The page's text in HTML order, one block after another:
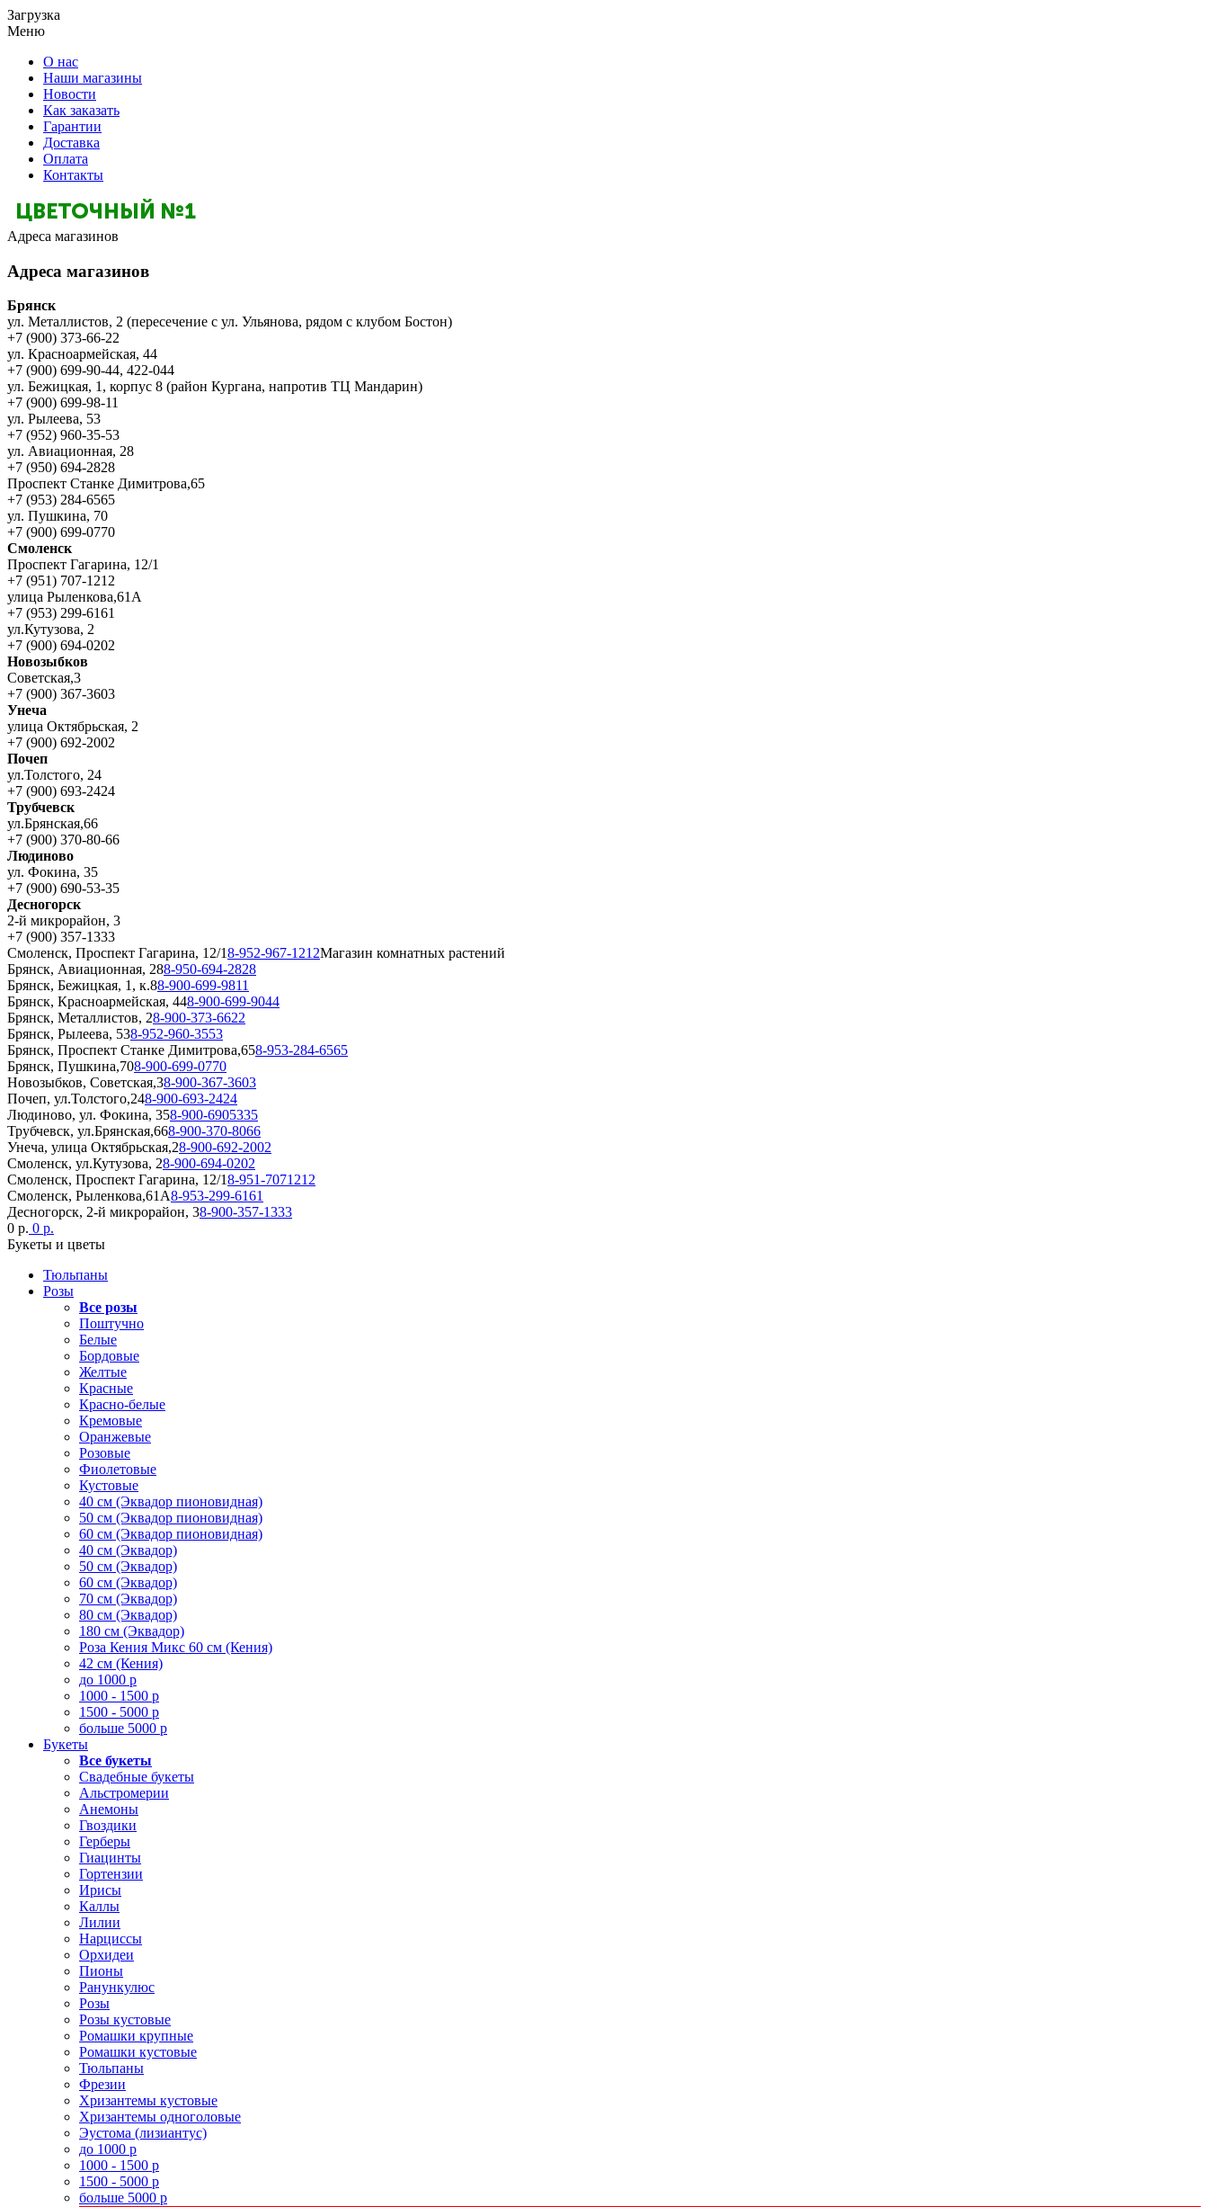
Загрузка
Меню
О нас
Наши магазины
Новости
Как заказать
Гарантии
Доставка
Оплата
Контакты
Адреса магазинов
Адреса магазинов
Брянск
ул. Металлистов, 2 (пересечение с ул. Ульянова, рядом с клубом Бостон)
+7 (900) 373-66-22
ул. Красноармейская, 44
+7 (900) 699-90-44, 422-044
ул. Бежицкая, 1, корпус 8 (район Кургана, напротив ТЦ Мандарин)
+7 (900) 699-98-11
ул. Рылеева, 53
+7 (952) 960-35-53
ул. Авиационная, 28
+7 (950) 694-2828
Проспект Станке Димитрова,65
+7 (953) 284-6565
ул. Пушкина, 70
+7 (900) 699-0770
Смоленск
Проспект Гагарина, 12/1
+7 (951) 707-1212
улица Рыленкова,61А
+7 (953) 299-6161
ул.Кутузова, 2
+7 (900) 694-0202
Новозыбков
Советская,3
+7 (900) 367-3603
Унеча
улица Октябрьская, 2
+7 (900) 692-2002
Почеп
ул.Толстого, 24
+7 (900) 693-2424
Трубчевск
ул.Брянская,66
+7 (900) 370-80-66
Людиново
ул. Фокина, 35
+7 (900) 690-53-35
Десногорск
2-й микрорайон, 3
+7 (900) 357-1333
Смоленск, Проспект Гагарина, 12/18-952-967-1212Магазин комнатных растений
Брянск, Авиационная, 288-950-694-2828
Брянск, Бежицкая, 1, к.88-900-699-9811
Брянск, Красноармейская, 448-900-699-9044
Брянск, Металлистов, 28-900-373-6622
Брянск, Рылеева, 538-952-960-3553
Брянск, Проспект Станке Димитрова,658-953-284-6565
Брянск, Пушкина,708-900-699-0770
Новозыбков, Советская,38-900-367-3603
Почеп, ул.Толстого,248-900-693-2424
Людиново, ул. Фокина, 358-900-6905335
Трубчевск, ул.Брянская,668-900-370-8066
Унеча, улица Октябрьская,28-900-692-2002
Смоленск, ул.Кутузова, 28-900-694-0202
Смоленск, Проспект Гагарина, 12/18-951-7071212
Смоленск, Рыленкова,61А8-953-299-6161
Десногорск, 2-й микрорайон, 38-900-357-1333
0 р. 0 р.
Букеты и цветы
Тюльпаны
Розы
Все розы
Поштучно
Белые
Бордовые
Желтые
Красные
Красно-белые
Кремовые
Оранжевые
Розовые
Фиолетовые
Кустовые
40 см (Эквадор пионовидная)
50 см (Эквадор пионовидная)
60 см (Эквадор пионовидная)
40 см (Эквадор)
50 см (Эквадор)
60 см (Эквадор)
70 см (Эквадор)
80 см (Эквадор)
180 см (Эквадор)
Роза Кения Микс 60 см (Кения)
42 см (Кения)
до 1000 р
1000 - 1500 р
1500 - 5000 р
больше 5000 р
Букеты
Все букеты
Свадебные букеты
Альстромерии
Анемоны
Гвоздики
Герберы
Гиацинты
Гортензии
Ирисы
Каллы
Лилии
Нарциссы
Орхидеи
Пионы
Ранункулюс
Розы
Розы кустовые
Ромашки крупные
Ромашки кустовые
Тюльпаны
Фрезии
Хризантемы кустовые
Хризантемы одноголовые
Эустома (лизиантус)
до 1000 р
1000 - 1500 р
1500 - 5000 р
больше 5000 р